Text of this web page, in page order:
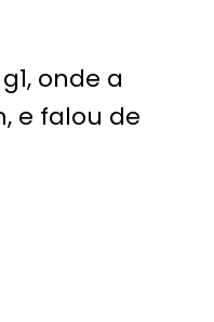
onde a
e falou de